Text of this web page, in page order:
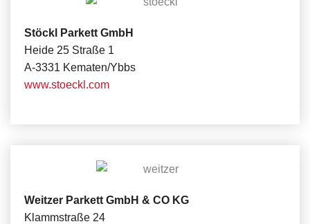
Stöckl Parkett GmbH
Heide 25 Straße 1
A-3331 Kematen/Ybbs
www.stoeckl.com
Weitzer Parkett GmbH & CO KG
Klammstraße 24